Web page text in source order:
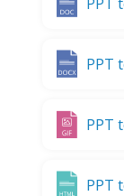
PPT
PPT
PPT